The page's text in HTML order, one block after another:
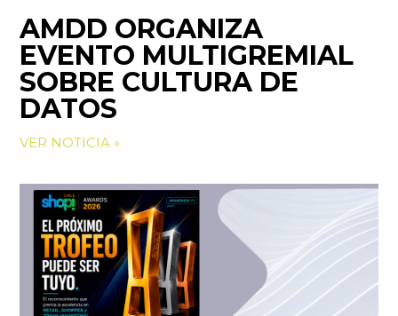
AMDD ORGANIZA
EVENTO MULTIGREMIAL
SOBRE CULTURA DE
DATOS
VER NOTICIA »